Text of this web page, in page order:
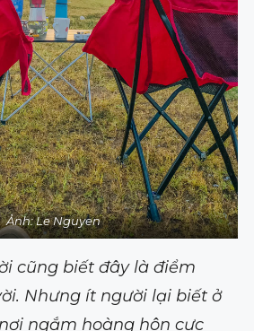
Ảnh: Le Nguyen
cũng biết đây là điểm
Nhưng ít người lại biết ở
ngắm hoàng hôn cực